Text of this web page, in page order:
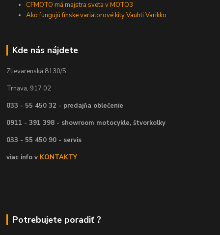
CFMOTO má majstra sveta v MOTO3
Ako fungujú fínske variátorové kity Vauhti Varikko
Kde nás nájdete
Zlievarenská 8130/5
Trnava, 917 02
033 - 55 450 32 - predajňa oblečenie
0911 - 391 398 - showroom motocykle, štvorkolky
033 - 55 450 90 - servis
viac info v KONTAKTY
Potrebujete poradiť ?